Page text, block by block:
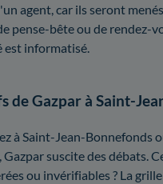
agent, car ils seront
pense-bête ou de rendez-
est informatisé.
de Gazpar à Saint-
à Saint-Jean-Bonnefonds
suscite des débats.
ou invérifiables ? La